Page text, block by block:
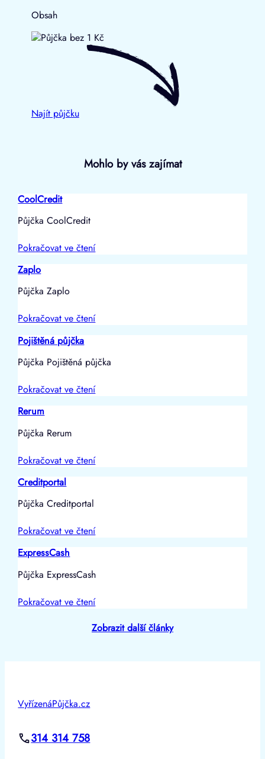
Obsah
Najít půjčku
Mohlo by vás zajímat
CoolCredit
Půjčka CoolCredit
Pokračovat ve čtení
Zaplo
Půjčka Zaplo
Pokračovat ve čtení
Pojištěná půjčka
Půjčka Pojištěná půjčka
Pokračovat ve čtení
Rerum
Půjčka Rerum
Pokračovat ve čtení
Creditportal
Půjčka Creditportal
Pokračovat ve čtení
ExpressCash
Půjčka ExpressCash
Pokračovat ve čtení
Zobrazit další články
VyřízenáPůjčka.cz
314 314 758